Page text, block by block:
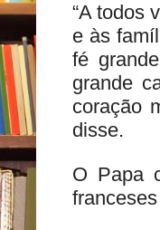
“A todos
e às
fé
grande
coração
disse.
O Papa